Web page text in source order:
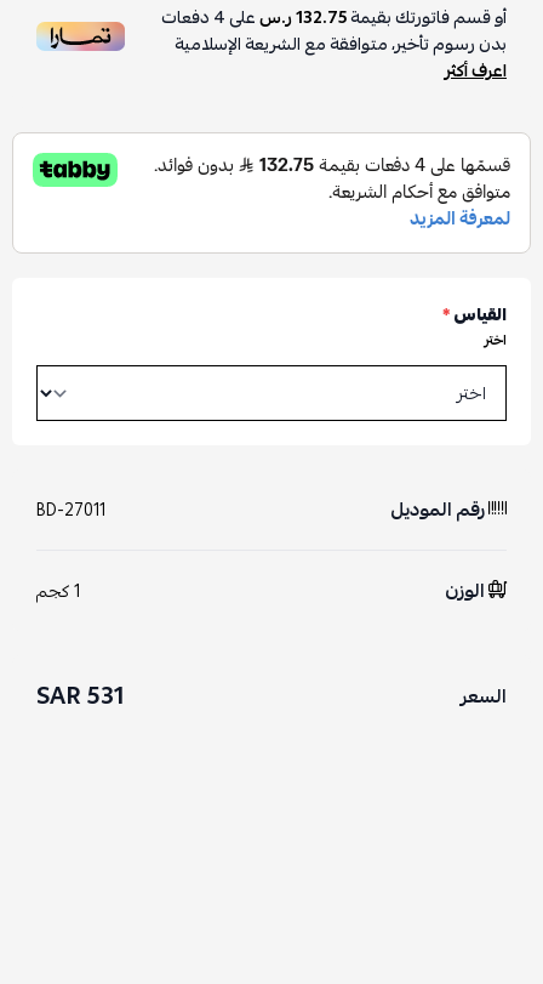
أو قسم فاتورتك بقيمة132.75 ر.س على4دفعات
بدون رسوم تأخير، متوافقة مع الشريعة الإسلامية
اعرف أكثر
القياس*
اختر
رقم الموديل BD-27011
الوزن 1 كجم
السعر 531 SAR